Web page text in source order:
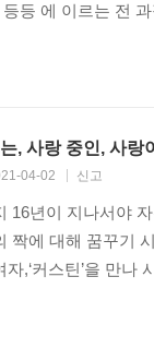
두는 완전히 이
금 우리의 바람과
질문에 답하기 위
, 감정적 문제란 없
등 에 이르는 전
, 사랑 중인, 사랑
04-02 신고
16년이 지나서야
짝에 대해 꿈꾸기
자,‘커스틴’을 만